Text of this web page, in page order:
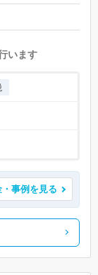
います
事例を見る